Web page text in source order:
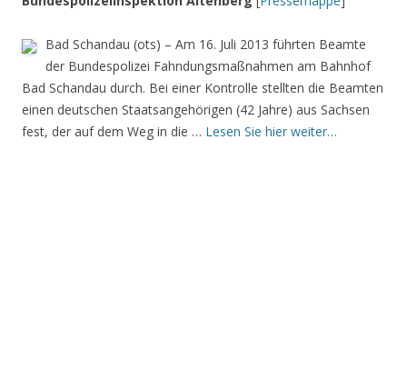
Bad Schandau (ots) – Am 16. Juli 2013 führten Beamte
der Bundespolizei Fahndungsmaßnahmen am Bahnhof
Bad Schandau durch. Bei einer Kontrolle stellten die Beamten
einen deutschen Staatsangehörigen (42 Jahre) aus Sachsen
fest, der auf dem Weg in die … Lesen Sie hier weiter…